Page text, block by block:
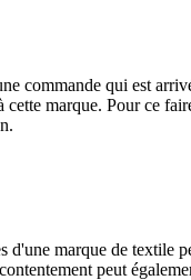
commande qui est
marque. Pour ce
d'une marque de textile
peut